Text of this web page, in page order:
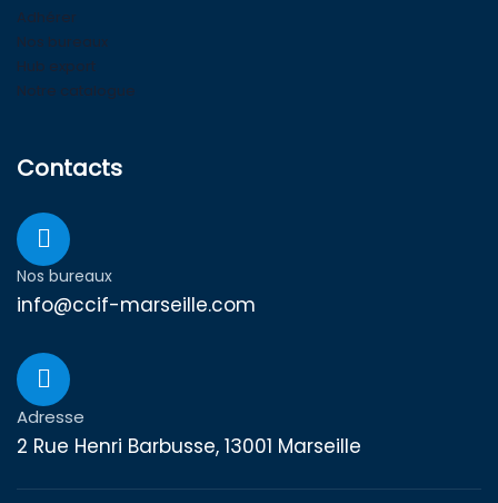
Adhérer
Nos bureaux
Hub export
Notre catalogue
Contacts
Nos bureaux
info@ccif-marseille.com
Adresse
2 Rue Henri Barbusse, 13001 Marseille